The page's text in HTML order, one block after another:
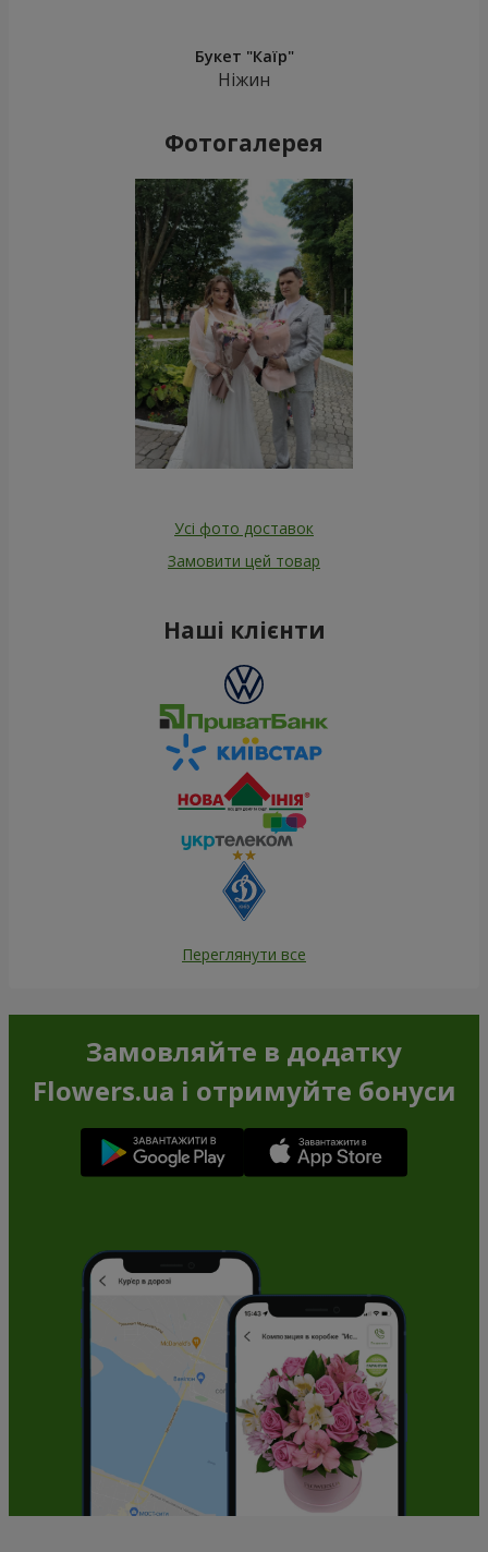
Букет "Каїр"
Ніжин
Фотогалерея
Усі фото доставок
Замовити цей товар
Наші клієнти
Переглянути все
Замовляйте в додатку
Flowers.ua і отримуйте бонуси